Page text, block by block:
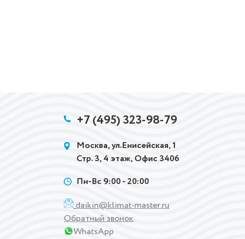
+7 (495) 323-98-79
Москва, ул.Енисейская, 1
Стр. 3, 4 этаж, Офис 3406
Пн-Вс 9:00 - 20:00
daikin@klimat-master.ru
Обратный звонок
WhatsApp